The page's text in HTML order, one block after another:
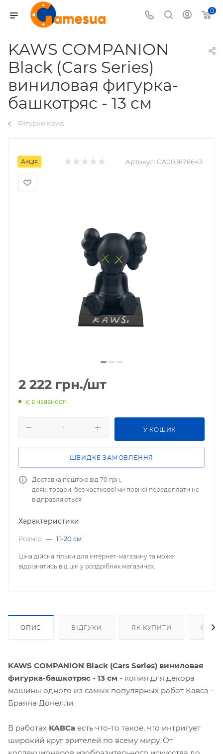
0
KAWS COMPANION
Black (Cars Series)
виниловая фигурка-
башкотряс - 13 см
Фігурки Kaws
Акція Артикул: GA003676643
2 222 грн./шт
Є в наявності
У КОШИК
ШВИДКЕ ЗАМОВЛЕННЯ
Доставка поштою від 70 грн,
деякі товари, без часткової чи повної передоплати не
відправляються
Характеристики
Розмір — 11-20 см
Ціна дійсна тільки для інтернет-магазину та може
відрізнятись від цін у роздрібних магазинах.
ОПИС ВІДГУКИ ЯК КУПИТИ
KAWS COMPANION Black (Cars Series) виниловая
фигурка-башкотряс - 13 см - копия для декора
машины одного из самых популярных работ Кавса –
Браяна Донелли.
В работах КАВСа есть что-то такое, что интригует
широкий круг зрителей по всему миру. От